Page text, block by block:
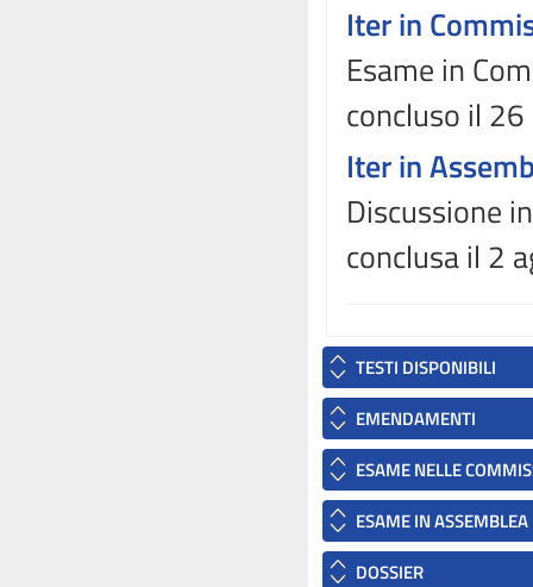
Iter in
Esame in
concluso il
Iter in
Discussione
conclusa il 2
TESTI DISPONIBILI
EMENDAMENTI
ESAME NELLE
ESAME IN ASSEMBLEA
DOSSIER